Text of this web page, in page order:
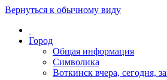
Вернуться к обычному виду
Город
Общая информация
Символика
Воткинск вчера, сегодня,